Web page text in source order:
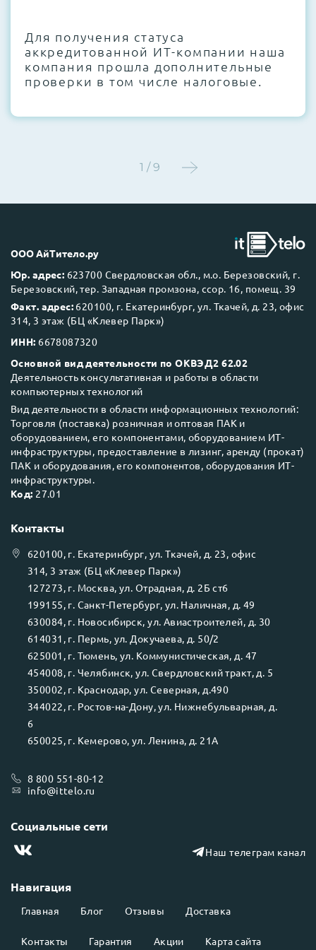
Этап 4:Стресс-тестирование под 100%
нагрузкой в течение 72 часов для
проверки стабильности всех подсистем
Next Business Day (NBD)
Для получения статуса
аккредитованной ИТ-компании наша
компания прошла дополнительные
проверки в том числе налоговые.
1 / 9
ООО АйТитело.ру
Юр. адрес: 623700 Свердловская обл., м.о. Березовский, г.
Березовский, тер. Западная промзона, ссор. 16, помещ. 39
Факт. адрес: 620100, г. Екатеринбург, ул. Ткачей, д. 23, офис
314, 3 этаж (БЦ «Клевер Парк»)
ИНН: 6678087320
Основной вид деятельности по ОКВЭД2 62.02
Деятельность консультативная и работы в области
компьютерных технологий
Вид деятельности в области информационных технологий:
Торговля (поставка) розничная и оптовая ПАК и
оборудованием, его компонентами, оборудованием ИТ-
инфраструктуры, предоставление в лизинг, аренду (прокат)
ПАК и оборудования, его компонентов, оборудования ИТ-
инфраструктуры.
Код: 27.01
Навигация
Главная Блог Отзывы Доставка
Контакты Гарантия Акции Карта сайта
Контакты
620100, г. Екатеринбург, ул.Ткачей, д. 23, офис
314, 3 этаж (БЦ «Клевер Парк»)
127273, г. Москва, ул. Отрадная, д. 2Б ст6
199155, г. Санкт-Петербург, ул. Наличная, д. 49
630084, г. Новосибирск, ул. Авиастроителей, д. 30
614031 , г. Пермь, ул. Докучаева, д. 50/2
625001 , г. Тюмень, ул. Коммунистическая, д. 47
454008, г. Челябинск, ул. Свердловский тракт, д. 5
350002, г. Краснодар, ул. Северная, д.490
344022, г. Ростов-на-Дону, ул. Нижнебульварная, д.
6
650025, г. Кемерово, ул. Ленина, д. 21А
8 800 551-80-12
info@ittelo.ru
Социальные сети
Наш телеграм канал